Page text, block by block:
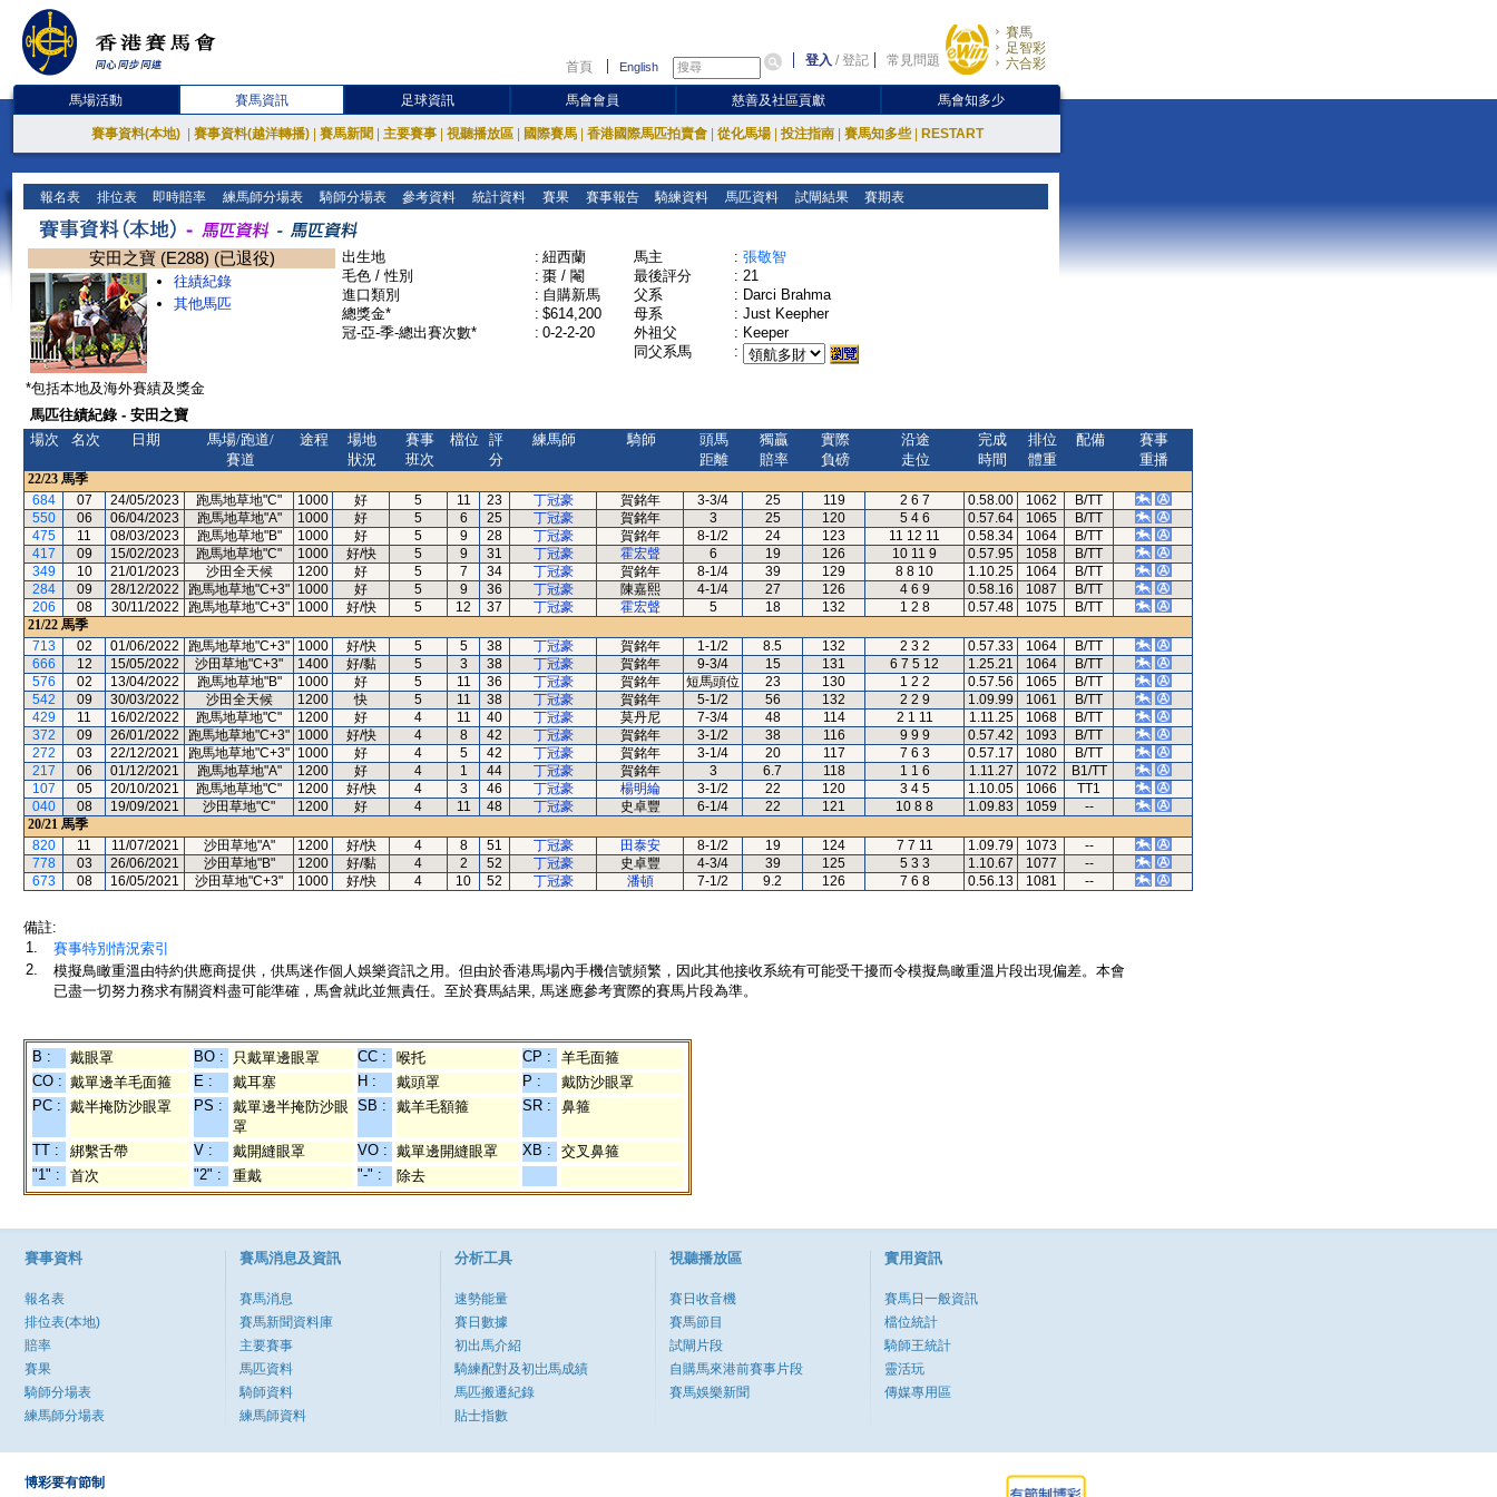
首頁 English 登入 /登記 常見問題
賽馬
足智彩
六合彩
馬場活動 賽馬資訊 足球資訊 馬會會員 慈善及社區貢獻 馬會知多少
賽事資料(本地) 賽事資料(越洋轉播) 賽馬新聞 主要賽事 視聽播放區 國際賽馬 香港國際馬匹拍賣會 從化馬場 投注指南 賽馬知多些 RESTART
報名表 排位表 即時賠率 練馬師分場表 騎師分場表 參考資料 統計資料 賽果 賽事報告 騎練資料 馬匹資料 試閘結果 賽期表
安田之寶 (E288) (已退役)
往績紀錄
其他馬匹
出生地 : 紐西蘭
毛色 / 性別
: 棗 / 閹
進口類別
: 自購新馬
總獎金*
: $614,200
冠-亞-季-總出賽次數*
: 0-2-2-20
馬主 : 張敬智
最後評分
: 21
父系
: Darci Brahma
母系
: Just Keepher
外祖父
: Keeper
同父系馬
:
*包括本地及海外賽績及獎金
馬匹往績紀錄 - 安田之寶
場次
名次 日期
馬場/跑道/
賽道
途程
場地
狀況
賽事
班次
檔位
評
分
練馬師 騎師
頭馬
距離
獨贏
賠率
實際
負磅
沿途
走位
完成
時間
排位
體重
配備
賽事
重播
22/23 馬季
684
07 24/05/2023 跑馬地草地"C" 1000 好 5 11 23 丁冠豪 賀銘年 3-3/4 25 119 2 6 7 0.58.00 1062
B/TT
550
06 06/04/2023 跑馬地草地"A" 1000 好 5 6 25 丁冠豪 賀銘年 3 25 120 5 4 6 0.57.64 1065
B/TT
475
11 08/03/2023 跑馬地草地"B" 1000 好 5 9 28 丁冠豪 賀銘年 8-1/2 24 123 11 12 11 0.58.34 1064
B/TT
417
09 15/02/2023 跑馬地草地"C" 1000 好/快 5 9 31 丁冠豪 霍宏聲 6 19 126 10 11 9 0.57.95 1058
B/TT
349
10 21/01/2023 沙田全天候 1200 好 5 7 34 丁冠豪 賀銘年 8-1/4 39 129 8 8 10 1.10.25 1064
B/TT
284
09 28/12/2022 跑馬地草地"C+3" 1000 好 5 9 36 丁冠豪 陳嘉熙 4-1/4 27 126 4 6 9 0.58.16 1087
B/TT
206
08 30/11/2022 跑馬地草地"C+3" 1000 好/快 5 12 37 丁冠豪 霍宏聲 5 18 132 1 2 8 0.57.48 1075
B/TT
21/22 馬季
713
02 01/06/2022 跑馬地草地"C+3" 1000 好/快 5 5 38 丁冠豪 賀銘年 1-1/2 8.5 132 2 3 2 0.57.33 1064
B/TT
666
12 15/05/2022 沙田草地"C+3" 1400 好/黏 5 3 38 丁冠豪 賀銘年 9-3/4 15 131 6 7 5 12 1.25.21 1064
B/TT
576
02 13/04/2022 跑馬地草地"B" 1000 好 5 11 36 丁冠豪 賀銘年 短馬頭位 23 130 1 2 2 0.57.56 1065
B/TT
542
09 30/03/2022 沙田全天候 1200 快 5 11 38 丁冠豪 賀銘年 5-1/2 56 132 2 2 9 1.09.99 1061
B/TT
429
11 16/02/2022 跑馬地草地"C" 1200 好 4 11 40 丁冠豪 莫丹尼 7-3/4 48 114 2 1 11 1.11.25 1068
B/TT
372
09 26/01/2022 跑馬地草地"C+3" 1000 好/快 4 8 42 丁冠豪 賀銘年 3-1/2 38 116 9 9 9 0.57.42 1093
B/TT
272
03 22/12/2021 跑馬地草地"C+3" 1000 好 4 5 42 丁冠豪 賀銘年 3-1/4 20 117 7 6 3 0.57.17 1080
B/TT
217
06 01/12/2021 跑馬地草地"A" 1200 好 4 1 44 丁冠豪 賀銘年 3 6.7 118 1 1 6 1.11.27 1072
B1/TT
107
05 20/10/2021 跑馬地草地"C" 1200 好/快 4 3 46 丁冠豪 楊明綸 3-1/2 22 120 3 4 5 1.10.05 1066
TT1
040
08 19/09/2021 沙田草地"C" 1200 好 4 11 48 丁冠豪 史卓豐 6-1/4 22 121 10 8 8 1.09.83 1059
--
20/21 馬季
820
11 11/07/2021 沙田草地"A" 1200 好/快 4 8 51 丁冠豪 田泰安 8-1/2 19 124 7 7 11 1.09.79 1073
--
778
03 26/06/2021 沙田草地"B" 1200 好/黏 4 2 52 丁冠豪 史卓豐 4-3/4 39 125 5 3 3 1.10.67 1077
--
673
08 16/05/2021 沙田草地"C+3" 1000 好/快 4 10 52 丁冠豪 潘頓 7-1/2 9.2 126 7 6 8 0.56.13 1081 --
備註:
1.
賽事特別情況索引
2.
模擬鳥瞰重溫由特約供應商提供，供馬迷作個人娛樂資訊之用。但由於香港馬場內手機信號頻繁，因此其他接收系統有可能受干擾而令模擬鳥瞰重溫片段出現偏差。本會
已盡一切努力務求有關資料盡可能準確，馬會就此並無責任。至於賽馬結果, 馬迷應參考實際的賽馬片段為準。
B : 戴眼罩 BO : 只戴單邊眼罩 CC : 喉托 CP :
羊毛面箍
CO : 戴單邊羊毛面箍 E : 戴耳塞 H : 戴頭罩 P :
戴防沙眼罩
PC : 戴半掩防沙眼罩 PS :
戴單邊半掩防沙眼
罩
SB : 戴羊毛額箍 SR : 鼻箍
TT : 綁繫舌帶 V : 戴開縫眼罩 VO : 戴單邊開縫眼罩 XB :
交叉鼻箍
"1" :
首次 "2" : 重戴 "-" : 除去
賽事資料
報名表
排位表(本地)
賠率
賽果
騎師分場表
練馬師分場表
賽馬消息及資訊
賽馬消息
賽馬新聞資料庫
主要賽事
馬匹資料
騎師資料
練馬師資料
分析工具
速勢能量
賽日數據
初出馬介紹
騎練配對及初岀馬成績
馬匹搬遷紀錄
貼士指數
視聽播放區
賽日收音機
賽馬節目
試閘片段
自購馬來港前賽事片段
賽馬娛樂新聞
實用資訊
賽馬日一般資訊
檔位統計
騎師王統計
靈活玩
傳媒專用區
博彩要有節制